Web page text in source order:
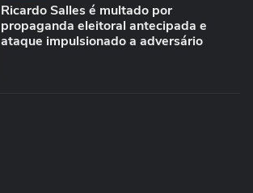
Ricardo Salles é multado por
propaganda eleitoral antecipada e
ataque impulsionado a adversário